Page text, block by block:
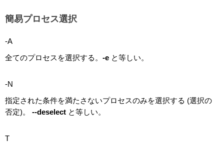
簡易プロセス選択
-A
全てのプロセスを選択する。 -e と等しい。
-N
指定された条件を満たさないプロセスのみを選択する (選択の
否定)。 --deselect と等しい。
T